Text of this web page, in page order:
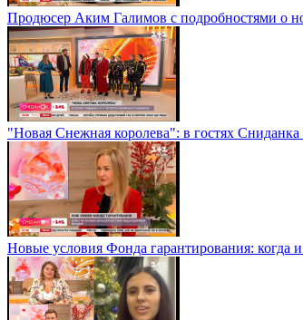
Продюсер Аким Галимов с подробностями о
"Новая Снежная королева": в гостях
Новые условия Фонда гарантирования: когда